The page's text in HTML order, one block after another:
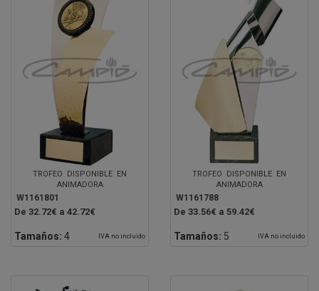
TROFEO DISPONIBLE EN
ANIMADORA
W1161801
De 32.72€ a 42.72€
Tamaños: 4 IVA no incluido
TROFEO DISPONIBLE EN
ANIMADORA
W1161788
De 33.56€ a 59.42€
Tamaños: 5 IVA no incluido